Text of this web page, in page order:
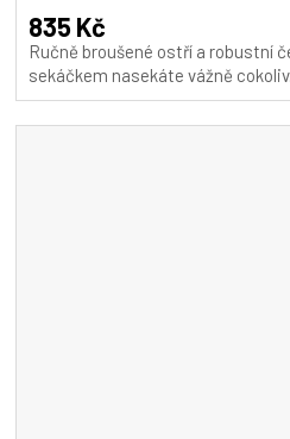
produktu
je
5,0
835 Kč
Ručně broušené ostří a robustní
sekáčkem nasekáte vážně cokoliv.